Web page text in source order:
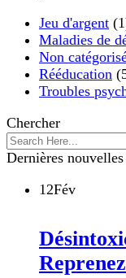
Jeu d'argent
Maladies de
Non
Rééducation
Troubles
Chercher
Dernières
12Fév